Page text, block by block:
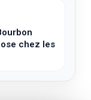
chez les